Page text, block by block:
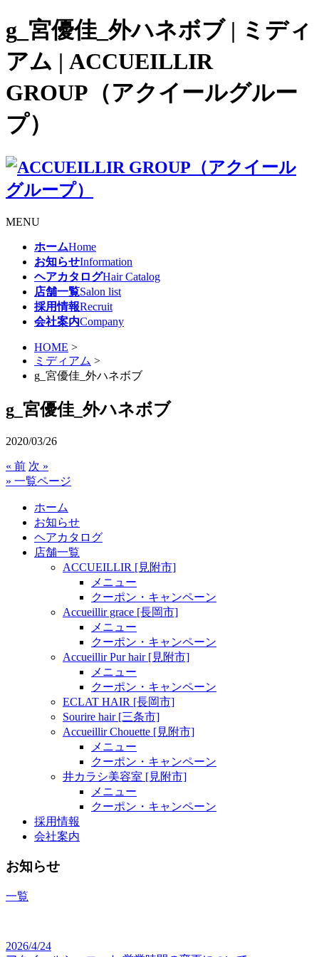
g_宮優佳_外ハネボブ | ミディ
アム | ACCUEILLIR
GROUP（アクイールグルー
プ）
MENU
ホームHome
お知らせInformation
ヘアカタログHair Catalog
店舗一覧Salon list
採用情報Recruit
会社案内Company
HOME >
ミディアム >
g_宮優佳_外ハネボブ
g_宮優佳_外ハネボブ
2020/03/26
« 前 次 »
» 一覧ページ
ホーム
お知らせ
ヘアカタログ
店舗一覧
ACCUEILLIR [見附市]
メニュー
クーポン・キャンペーン
Accueillir grace [長岡市]
メニュー
クーポン・キャンペーン
Accueillir Pur hair [見附市]
メニュー
クーポン・キャンペーン
ECLAT HAIR [長岡市]
Sourire hair [三条市]
Accueillir Chouette [見附市]
メニュー
クーポン・キャンペーン
井カラシ美容室 [見附市]
メニュー
クーポン・キャンペーン
採用情報
会社案内
お知らせ
一覧
2026/4/24